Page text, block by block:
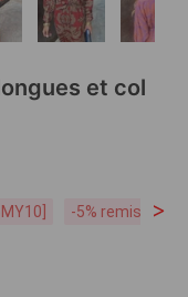
et col
-5% remise dès
>